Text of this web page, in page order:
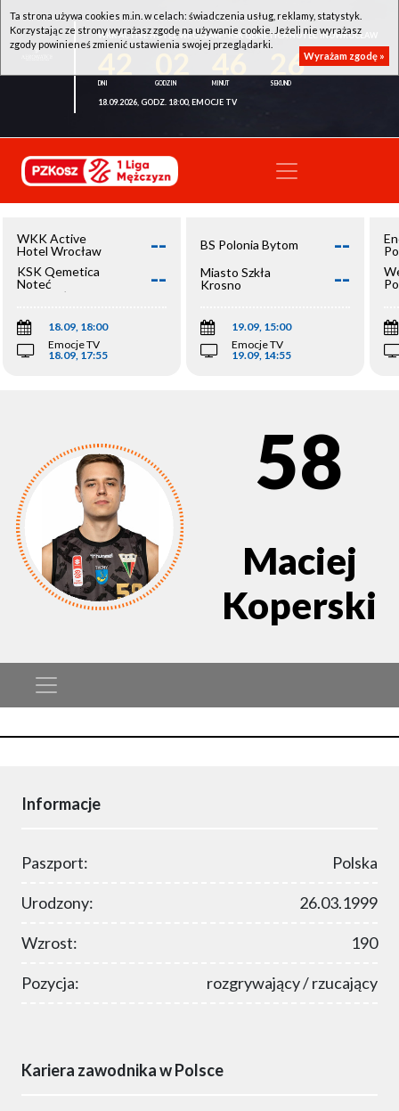
WKK ACTIVE HOTEL WROCŁAW - KSK QEMETICA NOTEĆ INOWROCŁAW
26
18.09.2026, GODZ. 18:00, EMOCJE TV
WKK Active
Hotel Wrocław
--
KSK Qemetica
Noteć
Inowrocław
--
18.09, 18:00
Emocje TV
18.09, 17:55
BS Polonia Bytom --
Miasto Szkła
Krosno
--
19.09, 15:00
Emocje TV
19.09, 14:55
58
Maciej
Koperski
Informacje
Paszport: Polska
Urodzony: 26.03.1999
Wzrost: 190
Pozycja: rozgrywający / rzucający
Kariera zawodnika w Polsce
Ta strona używa cookies m.in. w celach: świadczenia usług, reklamy, statystyk.
Korzystając ze strony wyrażasz zgodę na używanie cookie. Jeżeli nie wyrażasz
zgody powinieneś zmienić ustawienia swojej przeglądarki.
Wyrażam zgodę »